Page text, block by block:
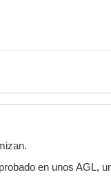
en unos AGL,